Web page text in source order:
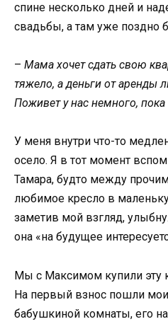
спине несколько дней и
свадьбы, а там уже поздно
– Мама хочет сдать свою
тяжело, а деньги от аренды
Поживет у нас немного, пока
У меня внутри что-то
осело. Я в тот момент
Тамара, будто между
любимое кресло в
заметив мой взгляд,
она «на будущее
Мы с Максимом купили эту
На первый взнос пошли
бабушкиной комнаты, его